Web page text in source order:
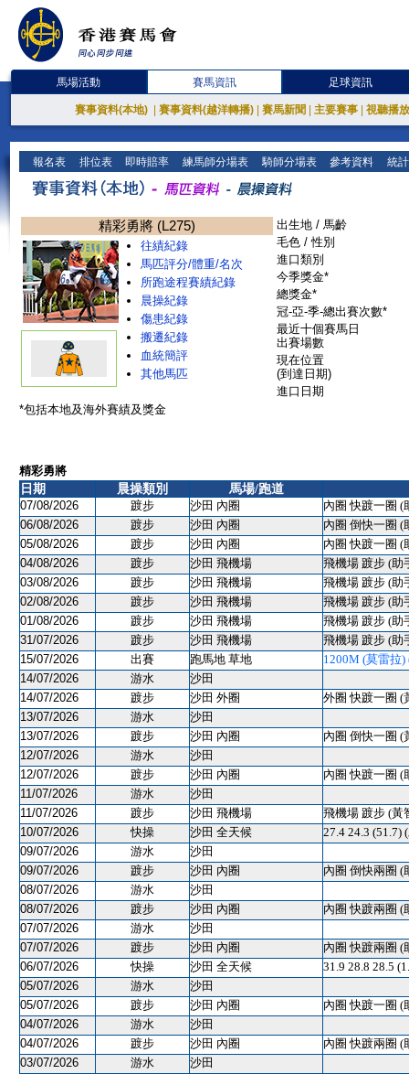
馬場活動 賽馬資訊 足球資訊
賽事資料(本地) 賽事資料(越洋轉播) 賽馬新聞 主要賽事 視聽播
報名表 排位表 即時賠率 練馬師分場表 騎師分場表 參考資料 統
精彩勇將 (L275)
往績紀錄
馬匹評分/體重/名次
所跑途程賽績紀錄
晨操紀錄
傷患紀錄
搬遷紀錄
血統簡評
其他馬匹
出生地 / 馬齡
毛色 / 性別
進口類別
今季獎金*
總獎金*
冠-亞-季-總出賽次數*
最近十個賽馬日
出賽場數
現在位置
(到達日期)
進口日期
*包括本地及海外賽績及獎金
精彩勇將
日期
晨操類別
馬場/跑道
07/08/2026
踱步 沙田 內圈
內圈 快踱一圈 (
06/08/2026
踱步 沙田 內圈
內圈 倒快一圈 (
05/08/2026
踱步 沙田 內圈
內圈 快踱一圈 (
04/08/2026
踱步 沙田 飛機場
飛機場 踱步 (助
03/08/2026
踱步 沙田 飛機場
飛機場 踱步 (助
02/08/2026
踱步 沙田 飛機場
飛機場 踱步 (助
01/08/2026
踱步 沙田 飛機場
飛機場 踱步 (助
31/07/2026
踱步 沙田 飛機場
飛機場 踱步 (助
15/07/2026
出賽 跑馬地 草地
1200M (莫雷拉)
14/07/2026
游水
沙田
14/07/2026
踱步 沙田 外圈
外圈 快踱一圈 (
13/07/2026
游水
沙田
13/07/2026
踱步 沙田 內圈
內圈 倒快一圈 (
12/07/2026
游水
沙田
12/07/2026
踱步 沙田 內圈
內圈 快踱一圈 (
11/07/2026
游水
沙田
11/07/2026
踱步 沙田 飛機場
飛機場 踱步 (黃
10/07/2026
快操 沙田 全天候
27.4 24.3 (51.7)
09/07/2026
游水
沙田
09/07/2026
踱步 沙田 內圈
內圈 倒快兩圈 (
08/07/2026
游水
沙田
08/07/2026
踱步 沙田 內圈
內圈 快踱兩圈 (
07/07/2026
游水
沙田
07/07/2026
踱步 沙田 內圈
內圈 快踱兩圈 (
06/07/2026
快操 沙田 全天候
31.9 28.8 28.5
05/07/2026
游水
沙田
05/07/2026
踱步 沙田 內圈
內圈 快踱一圈 (
04/07/2026
游水
沙田
04/07/2026
踱步 沙田 內圈
內圈 快踱兩圈 (
03/07/2026
游水
沙田